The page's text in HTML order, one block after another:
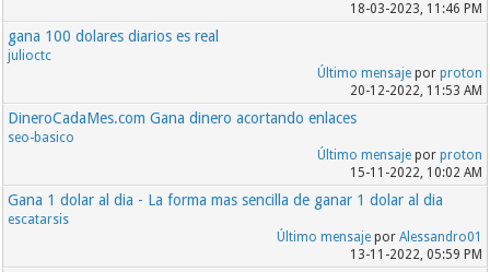
18-03-2023, 11:46 PM
gana 100 dolares diarios es real
julioctc
Último mensajepor proton
20-12-2022, 11:53 AM
DineroCadaMes.com Gana dinero acortando enlaces
seo-basico
Último mensajepor proton
15-11-2022, 10:02 AM
Gana 1 dolar al dia - La forma mas sencilla de ganar 1 dolar al dia
escatarsis
Último mensajepor Alessandro01
13-11-2022, 05:59 PM